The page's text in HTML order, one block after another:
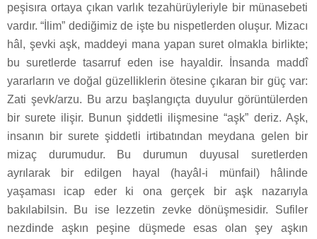
peşisıra ortaya çıkan varlık tezahürüyleriyle bir münasebeti
vardır. “İlim” dediğimiz de işte bu nispetlerden oluşur. Mizacı
hâl, şevki aşk, maddeyi mana yapan suret olmakla birlikte;
bu suretlerde tasarruf eden ise hayaldir. İnsanda maddî
yararların ve doğal güzelliklerin ötesine çıkaran bir güç var:
Zati şevk/arzu. Bu arzu başlangıçta duyulur görüntülerden
bir surete ilişir. Bunun şiddetli ilişmesine “aşk” deriz. Aşk,
insanın bir surete şiddetli irtibatından meydana gelen bir
mizaç durumudur. Bu durumun duyusal suretlerden
ayrılarak bir edilgen hayal (hayâl-i münfail) hâlinde
yaşaması icap eder ki ona gerçek bir aşk nazarıyla
bakılabilsin. Bu ise lezzetin zevke dönüşmesidir. Sufiler
nezdinde aşkın peşine düşmede esas olan şey aşkın